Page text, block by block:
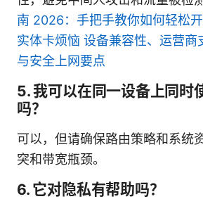
南 2026：手把手教你如何轻松
实体卡烦恼 设备兼容性、运营商
与安全上网要点
5. 我可以在同一设备上同时
吗？
可以，但请确保路由策略和系统
突和带宽瓶颈。
6. 它对隐私有帮助吗？